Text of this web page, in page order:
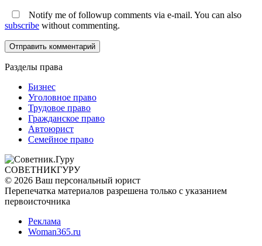
Notify me of followup comments via e-mail. You can also
subscribe without commenting.
Разделы права
Бизнес
Уголовное право
Трудовое право
Гражданское право
Автоюрист
Семейное право
СОВЕТНИКГУРУ
© 2026 Ваш персональный юрист
Перепечатка материалов разрешена только с указанием
первоисточника
Реклама
Woman365.ru